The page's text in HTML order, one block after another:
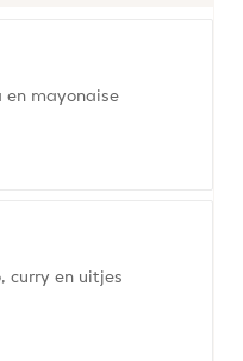
mayonaise
curry en uitjes